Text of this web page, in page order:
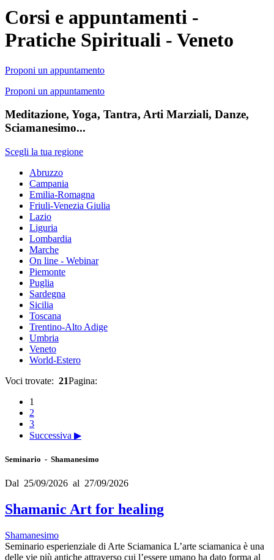
Corsi e appuntamenti -
Pratiche Spirituali - Veneto
Proponi un appuntamento
Proponi un appuntamento
Meditazione, Yoga, Tantra, Arti Marziali, Danze,
Sciamanesimo...
Scegli la tua regione
Abruzzo
Campania
Emilia-Romagna
Friuli-Venezia Giulia
Lazio
Liguria
Lombardia
Marche
On line - Webinar
Piemonte
Puglia
Sardegna
Sicilia
Toscana
Trentino-Alto Adige
Umbria
Veneto
World-Estero
Voci trovate: 21Pagina:
1
2
3
Successiva ▶
Seminario - Shamanesimo
Dal 25/09/2026 al 27/09/2026
Shamanic Art for healing
Shamanesimo
Seminario esperienziale di Arte Sciamanica L’arte sciamanica è una
delle vie più antiche attraverso cui l’essere umano ha dato forma al